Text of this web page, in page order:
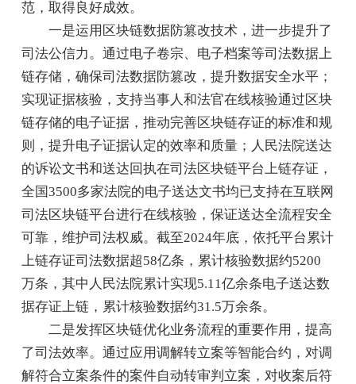
范，取得良好成效。
一是运用区块链数据防篡改技术，进一步提升了
司法公信力。通过电子卷宗、电子档案等司法数据上
链存储，确保司法数据防篡改，提升数据安全水平；
实现证据核验，支持当事人和法官在线核验通过区块
链存储的电子证据，推动完善区块链存证的标准和规
则，提升电子证据认定的效率和质量；人民法院送达
的诉讼文书和送达回执在司法区块链平台上链存证，
全国3500多家法院的电子送达文书均已支持在互联网
司法区块链平台进行在线核验，保证送达全流程安全
可靠，维护司法权威。截至2024年底，依托平台累计
上链存证司法数据超58亿条，累计核验数据约5200
万条，其中人民法院累计实现5.11亿余条电子送达数
据存证上链，累计核验数据约31.5万余条。
二是发挥区块链优化业务流程的重要作用，提高
了司法效率。通过应用调解转立案等智能合约，对调
解符合立案条件的案件自动转审判立案，对收案后符